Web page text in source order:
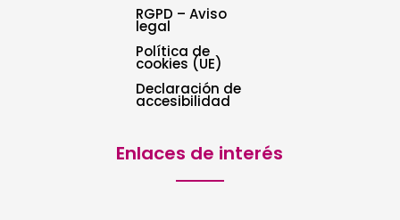
RGPD – Aviso
legal
Política de
cookies (UE)
Declaración de
accesibilidad
Enlaces de interés